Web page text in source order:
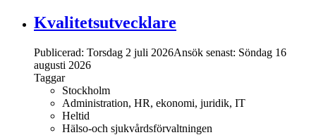
Kvalitetsutvecklare
Publicerad: Torsdag 2 juli 2026Ansök senast: Söndag 16
augusti 2026
Taggar
Stockholm
Administration, HR, ekonomi, juridik, IT
Heltid
Hälso-och sjukvårdsförvaltningen